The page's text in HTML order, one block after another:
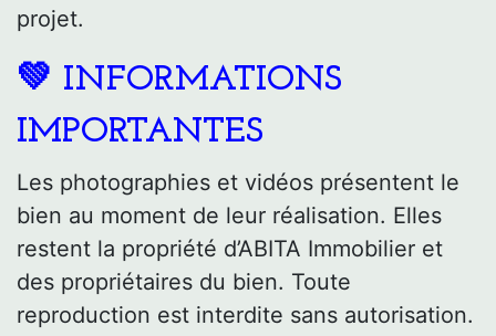
projet.
💚 INFORMATIONS
IMPORTANTES
Les photographies et vidéos présentent le
bien au moment de leur réalisation. Elles
restent la propriété d’ABITA Immobilier et
des propriétaires du bien. Toute
reproduction est interdite sans autorisation.